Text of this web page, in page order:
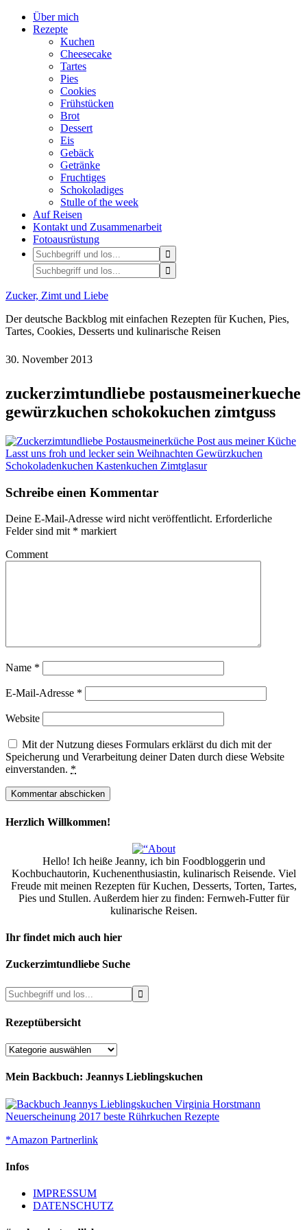
Über mich
Rezepte
Kuchen
Cheesecake
Tartes
Pies
Cookies
Frühstücken
Brot
Dessert
Eis
Gebäck
Getränke
Fruchtiges
Schokoladiges
Stulle of the week
Auf Reisen
Kontakt und Zusammenarbeit
Fotoausrüstung
Zucker, Zimt und Liebe
Der deutsche Backblog mit einfachen Rezepten für Kuchen, Pies,
Tartes, Cookies, Desserts und kulinarische Reisen
30. November 2013
zuckerzimtundliebe postausmeinerkueche
gewürzkuchen schokokuchen zimtguss
Schreibe einen Kommentar
Deine E-Mail-Adresse wird nicht veröffentlicht. Erforderliche
Felder sind mit * markiert
Comment
Name *
E-Mail-Adresse *
Website
Mit der Nutzung dieses Formulars erklärst du dich mit der
Speicherung und Verarbeitung deiner Daten durch diese Website
einverstanden. *
Herzlich Willkommen!
Hello! Ich heiße Jeanny, ich bin Foodbloggerin und
Kochbuchautorin, Kuchenenthusiastin, kulinarisch Reisende. Viel
Freude mit meinen Rezepten für Kuchen, Desserts, Torten, Tartes,
Pies und Stullen. Außerdem hier zu finden: Fernweh-Futter für
kulinarische Reisen.
Ihr findet mich auch hier
Zuckerzimtundliebe Suche
Rezeptübersicht
Rezeptübersicht
Mein Backbuch: Jeannys Lieblingskuchen
*Amazon Partnerlink
Infos
IMPRESSUM
DATENSCHUTZ